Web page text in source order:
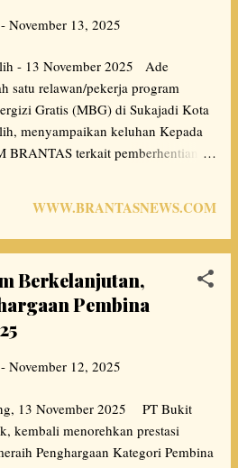
kohe puyuh.
jelas pria yang akrab
Kepala Dusun III Desa Darmo,
juga mengaku bersyukur
adanya dukungan dari PTBA
memberikan kemajuan bagi...
- November 13, 2025
- 13 November 2025 Ade
satu relawan/pekerja program
Gratis (MBG) di Sukajadi Kota
menyampaikan keluhan Kepada
BRANTAS terkait pemberhentian
DPD LSM BRANTAS konfirmasi
Irma, mengapa ibu Ade Irma
hari kemaren Aku libur dikarenakan
Pulo aku dirawat di rumah sakit
lebih 4 harian pak.. nah lah cak
pak, katonyo Aku istirahat dulu,
aku langsung dipecat pak. ..
Media dan ketua LSM
Isfa Rozi Pebri konfirmasi ke pihak
WWW.BRANTASNEWS.COM
Berkelanjutan,
Pembina
- November 12, 2025
13 November 2025 PT Bukit
kembali menorehkan prestasi
Penghargaan Kategori Pembina